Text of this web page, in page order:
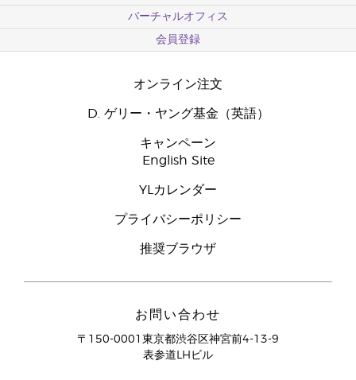
バーチャルオフィス
会員登録
オンライン注文
D. ゲリー・ヤング基金（英語）
キャンペーン
English Site
YLカレンダー
プライバシーポリシー
推奨ブラウザ
お問い合わせ
〒150-0001東京都渋谷区神宮前4-13-9
表参道LHビル